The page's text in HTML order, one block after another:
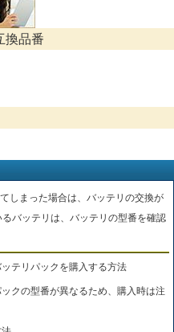
換品番
しまった場合は、バッテリの交換が
バッテリは、バッテリの型番を確認
テリパックを購入する方法
クの型番が異なるため、購入時は注